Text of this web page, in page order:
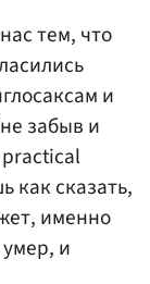
тем, что
и
забыв и
practical
как сказать,
именно
и